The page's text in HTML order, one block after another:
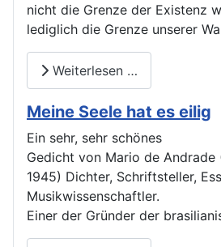
nicht die Grenze der Existenz
lediglich die Grenze unserer
Weiterlesen …
Meine Seele hat es eilig
Ein sehr, sehr schönes
Gedicht von Mario de Andrade
1945) Dichter, Schriftsteller,
Musikwissenschaftler.
Einer der Gründer der